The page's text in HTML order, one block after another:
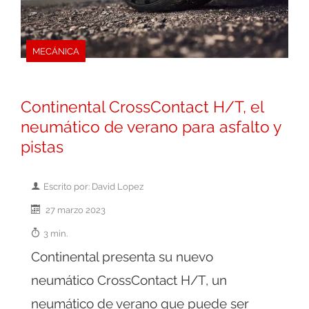
MECÁNICA
Continental CrossContact H/T, el
neumático de verano para asfalto y
pistas
Escrito por: David Lopez
27 marzo 2023
3 min.
Continental presenta su nuevo
neumático CrossContact H/T, un
neumático de verano que puede ser